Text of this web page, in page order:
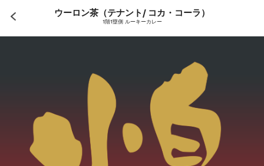
ウーロン茶（テナント/ コカ・コーラ）
1階1塁側 ルーキーカレー